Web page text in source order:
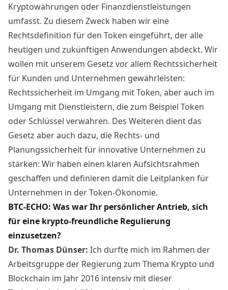
Kryptowährungen oder Finanzdienstleistungen
umfasst. Zu diesem Zweck haben wir eine
Rechtsdefinition für den Token eingeführt, der alle
heutigen und zukünftigen Anwendungen abdeckt. Wir
wollen mit unserem Gesetz vor allem Rechtssicherheit
für Kunden und Unternehmen gewährleisten:
Rechtssicherheit im Umgang mit Token, aber auch im
Umgang mit Dienstleistern, die zum Beispiel Token
oder Schlüssel verwahren. Des Weiteren dient das
Gesetz aber auch dazu, die Rechts- und
Planungssicherheit für innovative Unternehmen zu
stärken: Wir haben einen klaren Aufsichtsrahmen
geschaffen und definieren damit die Leitplanken für
Unternehmen in der Token-Ökonomie.
BTC-ECHO: Was war Ihr persönlicher Antrieb, sich
für eine krypto-freundliche Regulierung
einzusetzen?
Dr. Thomas Dünser: Ich durfte mich im Rahmen der
Arbeitsgruppe der Regierung zum Thema Krypto und
Blockchain im Jahr 2016 intensiv mit dieser